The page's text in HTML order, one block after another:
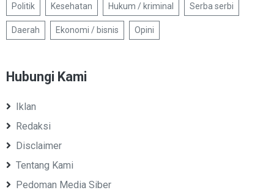
Politik Kesehatan Hukum / kriminal Serba serbi
Daerah Ekonomi / bisnis Opini
Hubungi Kami
Iklan
Redaksi
Disclaimer
Tentang Kami
Pedoman Media Siber